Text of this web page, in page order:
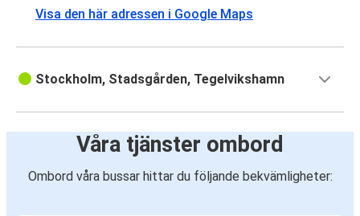
Visa den här adressen i Google Maps
Stockholm, Stadsgården, Tegelvikshamn
Våra tjänster ombord
Ombord våra bussar hittar du följande bekvämligheter: